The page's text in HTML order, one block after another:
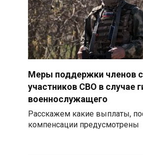
Меры поддержки членов
участников СВО в случае
военнослужащего
Расскажем какие выплаты,
компенсации предусмотрены